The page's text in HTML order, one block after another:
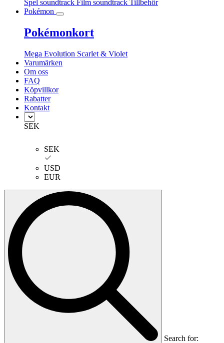
Spel soundtrack Film soundtrack Tillbehör
Pokémon
Pokémonkort
Mega Evolution Scarlet & Violet
Varumärken
Om oss
FAQ
Köpvillkor
Rabatter
Kontakt
SEK
SEK
USD
EUR
Search for: